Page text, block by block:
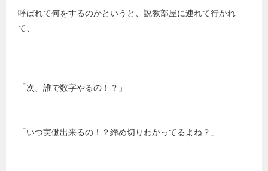
呼ばれて何をするのかというと、説教部屋に連れて行かれ
て、
「次、誰で数字やるの！？」
「いつ実働出来るの！？締め切りわかってるよね？」